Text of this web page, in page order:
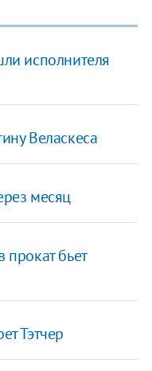
исполнителя
Веласкеса
месяц
бьет
Тэтчер